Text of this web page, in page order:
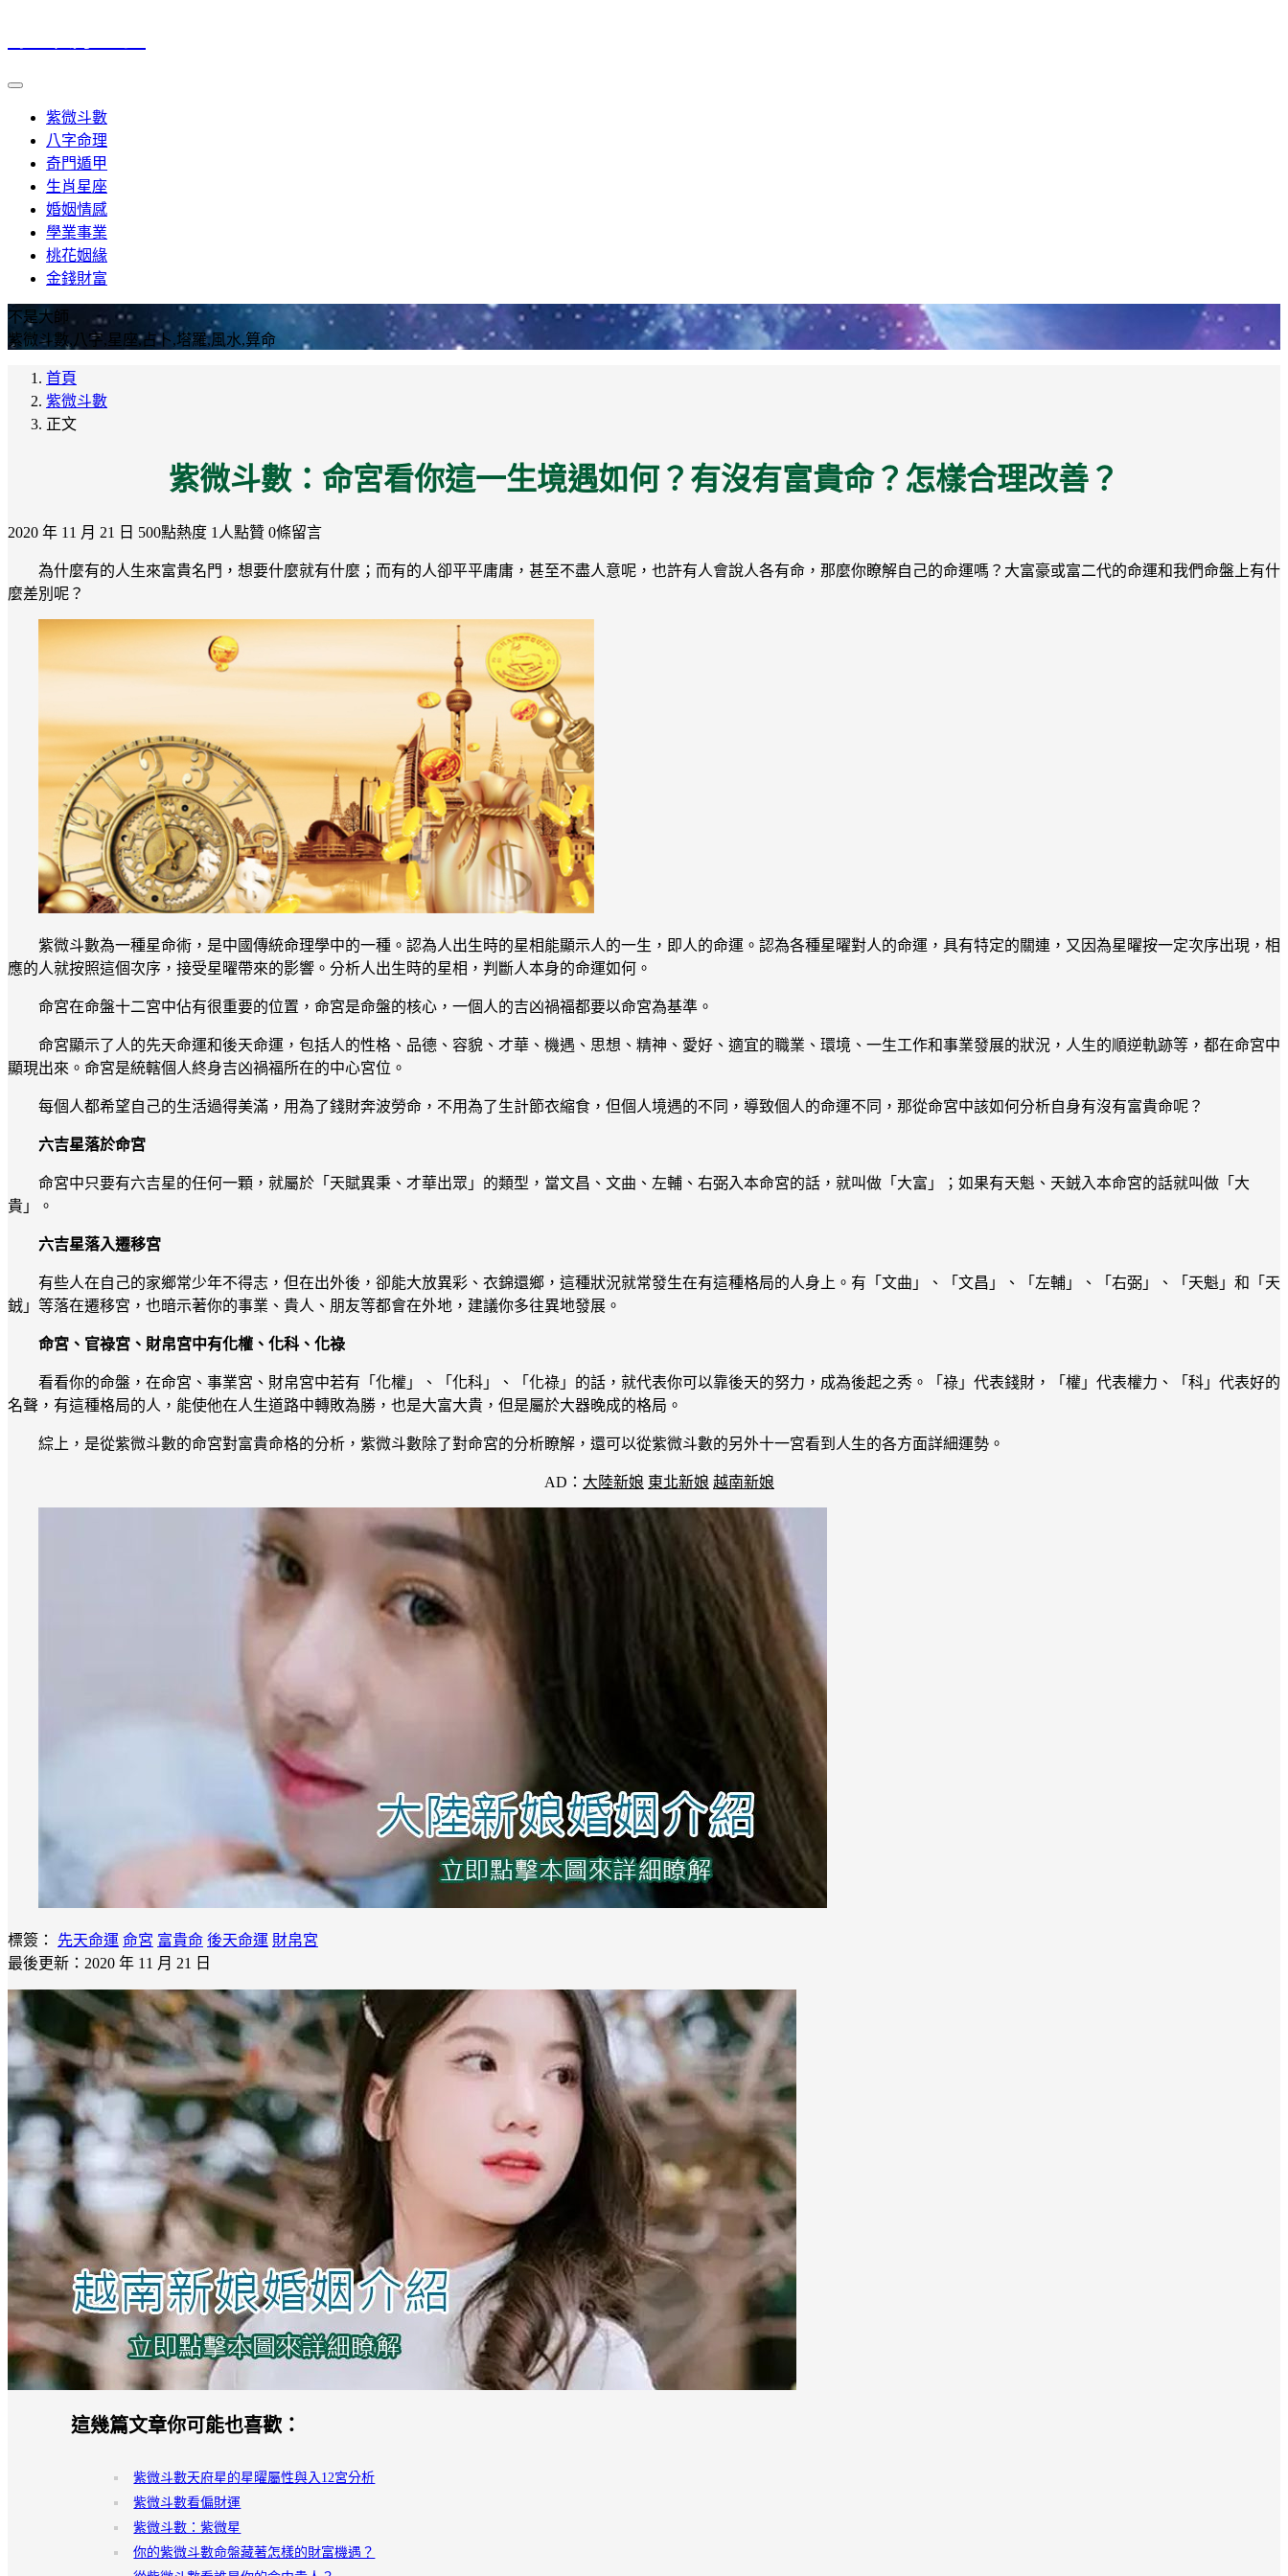
紫微斗數
八字命理
奇門遁甲
生肖星座
婚姻情感
學業事業
桃花姻緣
金錢財富
不是大師
紫微斗數,八字,星座,占卜,塔羅,風水,算命
首頁
紫微斗數
正文
紫微斗數：命宮看你這一生境遇如何？有沒有富貴命？怎樣合理改善？
2020 年 11 月 21 日 500點熱度 1人點贊 0條留言
為什麼有的人生來富貴名門，想要什麼就有什麼；而有的人卻平平庸庸，甚至不盡人意呢，也許有人會說人各有命，那麼你瞭解自己的命運嗎？大富豪或富二代的命運和我們命盤上有什
麼差別呢？
紫微斗數為一種星命術，是中國傳統命理學中的一種。認為人出生時的星相能顯示人的一生，即人的命運。認為各種星曜對人的命運，具有特定的關連，又因為星曜按一定次序出現，相
應的人就按照這個次序，接受星曜帶來的影響。分析人出生時的星相，判斷人本身的命運如何。
命宮在命盤十二宮中佔有很重要的位置，命宮是命盤的核心，一個人的吉凶禍福都要以命宮為基準。
命宮顯示了人的先天命運和後天命運，包括人的性格、品德、容貌、才華、機遇、思想、精神、愛好、適宜的職業、環境、一生工作和事業發展的狀況，人生的順逆軌跡等，都在命宮中
顯現出來。命宮是統轄個人終身吉凶禍福所在的中心宮位。
每個人都希望自己的生活過得美滿，用為了錢財奔波勞命，不用為了生計節衣縮食，但個人境遇的不同，導致個人的命運不同，那從命宮中該如何分析自身有沒有富貴命呢？
六吉星落於命宮
命宮中只要有六吉星的任何一顆，就屬於「天賦異秉、才華出眾」的類型，當文昌、文曲、左輔、右弼入本命宮的話，就叫做「大富」；如果有天魁、天銊入本命宮的話就叫做「大
貴」。
六吉星落入遷移宮
有些人在自己的家鄉常少年不得志，但在出外後，卻能大放異彩、衣錦還鄉，這種狀況就常發生在有這種格局的人身上。有「文曲」、「文昌」、「左輔」、「右弼」、「天魁」和「天
銊」等落在遷移宮，也暗示著你的事業、貴人、朋友等都會在外地，建議你多往異地發展。
命宮、官祿宮、財帛宮中有化權、化科、化祿
看看你的命盤，在命宮、事業宮、財帛宮中若有「化權」、「化科」、「化祿」的話，就代表你可以靠後天的努力，成為後起之秀。「祿」代表錢財，「權」代表權力、「科」代表好的
名聲，有這種格局的人，能使他在人生道路中轉敗為勝，也是大富大貴，但是屬於大器晚成的格局。
綜上，是從紫微斗數的命宮對富貴命格的分析，紫微斗數除了對命宮的分析瞭解，還可以從紫微斗數的另外十一宮看到人生的各方面詳細運勢。
AD： 大陸新娘 東北新娘 越南新娘
標簽： 先天命運 命宮 富貴命 後天命運 財帛宮
最後更新：2020 年 11 月 21 日
這幾篇文章你可能也喜歡：
紫微斗數天府星的星曜屬性與入12宮分析
紫微斗數看偏財運
紫微斗數：紫微星
你的紫微斗數命盤藏著怎樣的財富機遇？